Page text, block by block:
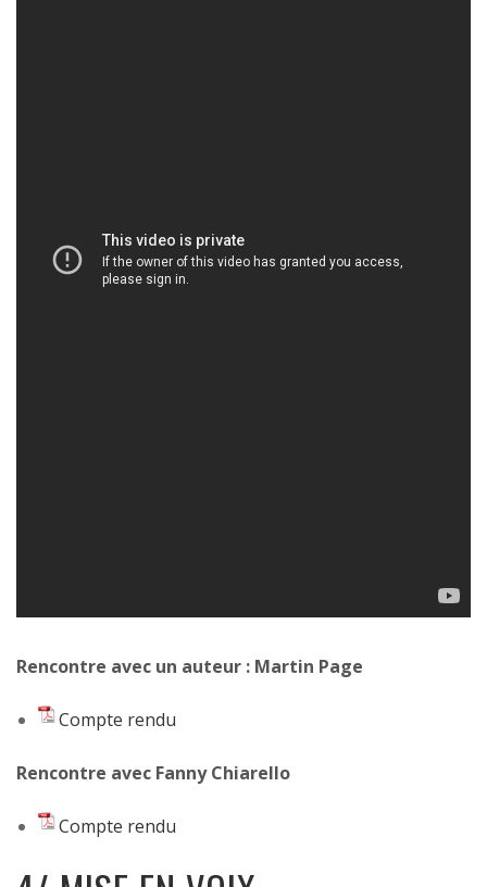
Rencontre avec un auteur : Martin Page
Compte rendu
Rencontre avec Fanny Chiarello
Compte rendu